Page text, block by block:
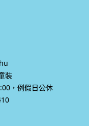
裝
，例假日公休